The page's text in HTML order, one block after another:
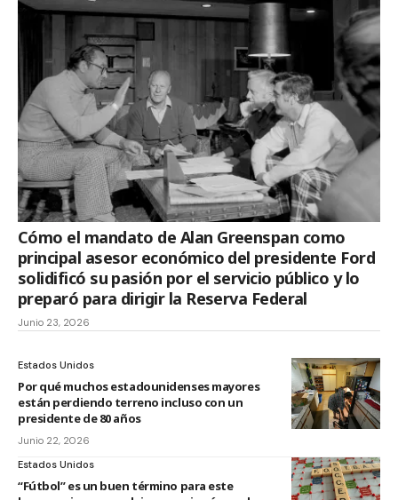
Cómo el mandato de Alan Greenspan como
principal asesor económico del presidente Ford
solidificó su pasión por el servicio público y lo
preparó para dirigir la Reserva Federal
Junio 23, 2026
Estados Unidos
Por qué muchos estadounidenses mayores
están perdiendo terreno incluso con un
presidente de 80 años
Junio 22, 2026
Estados Unidos
“Fútbol” es un buen término para este